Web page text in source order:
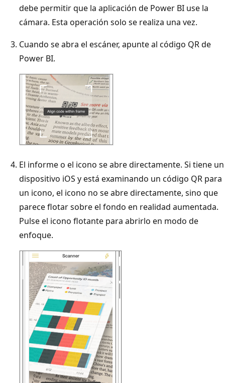
debe permitir que la aplicación de Power BI use la
cámara. Esta operación solo se realiza una vez.
Cuando se abra el escáner, apunte al código QR de
Power BI.
El informe o el icono se abre directamente. Si tiene un
dispositivo iOS y está examinando un código QR para
un icono, el icono no se abre directamente, sino que
parece flotar sobre el fondo en realidad aumentada.
Pulse el icono flotante para abrirlo en modo de
enfoque.